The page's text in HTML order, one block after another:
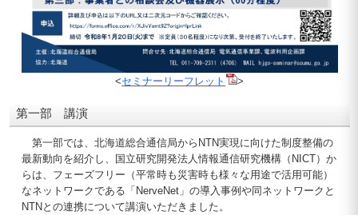
<セミナーリーフレット >
第一部 講演
第一部では、北海道総合通信局からNTN実現に向けた制度整備の
最新動向を紹介し、国立研究開発法人情報通信研究機構（NICT）か
らは、フェーズフリー（平常時も災害時も様々な用途で活用可能）
なネットワークである「NerveNet」の導入事例や同ネットワークと
NTNとの連携について講演いただきました。